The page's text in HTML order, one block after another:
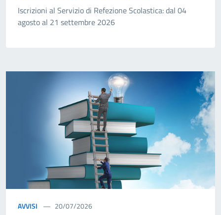
Iscrizioni al Servizio di Refezione Scolastica: dal 04
agosto al 21 settembre 2026
AVVISI 20/07/2026